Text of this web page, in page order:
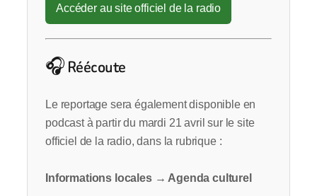
Accéder au site officiel de la radio
🎧 Réécoute
Le reportage sera également disponible en
podcast à partir du mardi 21 avril sur le site
officiel de la radio, dans la rubrique :
Informations locales → Agenda culturel